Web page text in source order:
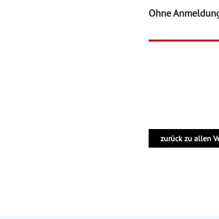
Ohne
zurück zu allen